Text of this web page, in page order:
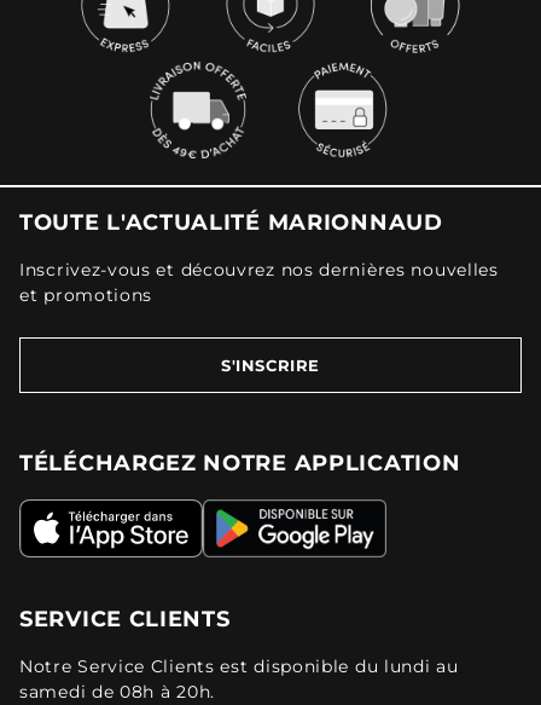
TOUTE L'ACTUALITÉ MARIONNAUD
Inscrivez-vous et découvrez nos dernières nouvelles
et promotions
S'INSCRIRE
TÉLÉCHARGEZ NOTRE APPLICATION
SERVICE CLIENTS
Notre Service Clients est disponible du lundi au
samedi de 08h à 20h.